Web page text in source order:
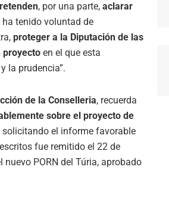
, por una parte, aclarar
tenido voluntad de
proteger a la Diputación de las
proyecto en el que esta
la prudencia”.
de la Conselleria, recuerda
sobre el proyecto de
el informe favorable
fue remitido el 22 de
PORN del Túria, aprobado